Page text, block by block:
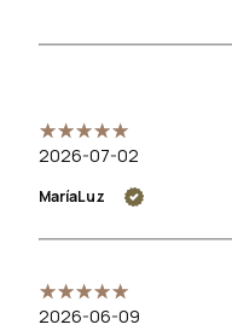
2026-07-02
MaríaLuz
2026-06-09